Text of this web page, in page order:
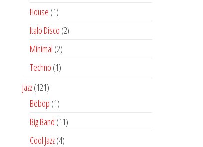
House 11
producto
Italo Disco 22
Minimal 22
productos
Techno 11
Jazz 121121
productos
Bebop 11
producto
Big Band 1111
Cool Jazz 44